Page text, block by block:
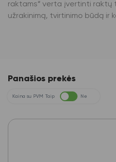
raktams“ verta įvertinti raktų
užrakinimą, tvirtinimo būdą ir
Panašios prekės
Kaina su PVM Taip Ne